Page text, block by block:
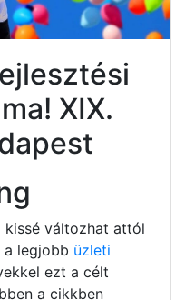
XIX.
kissé változhat attól
legjobb üzleti
ezt a célt
a cikkben